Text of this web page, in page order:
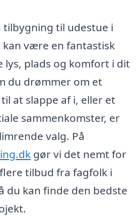
tilbygning til udestue i
kan være en fantastisk
lys, plads og komfort i dit
du drømmer om et
at slappe af i, eller et
sammenkomster, er
valg. På
gør vi det nemt for
tilbud fra fagfolk i
du kan finde den bedste